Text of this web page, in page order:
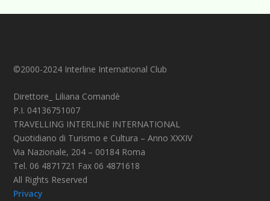
©2000-2024 Interline International Club
Direttore_ Liliana Comandè
P.I. 04136751007
TRAVELLING INTERLINE INTERNATIONAL
Quotidiano di Turismo e Cultura – Anno XXXIV
Via Nazionale, 204 – 00184 Roma
Tel. 06 4871721 Fax 06 4871618
All Rights Reserved
Privacy